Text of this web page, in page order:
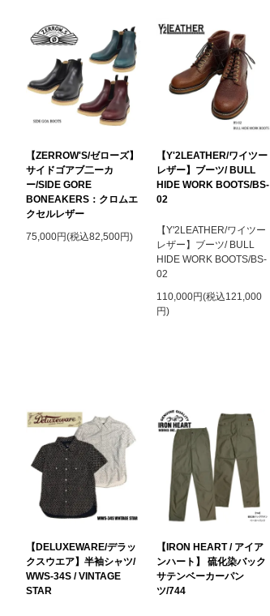
【ZERROW'S/ゼローズ】
サイドゴアブ二ーカ
ー/SIDE GORE
BONEAKERS：クロムエ
クセルレザー
75,000円(税込82,500円)
【Y'2LEATHER/ワイツー
レザー】ブーツ/ BULL
HIDE WORK BOOTS/BS-
02
【Y'2LEATHER/ワイツー
レザー】ブーツ/ BULL
HIDE WORK BOOTS/BS-
02
110,000円(税込121,000
円)
【DELUXEWARE/デラッ
クスウエア】半袖シャツ/
WWS-34S / VINTAGE
STAR
【IRON HEART / アイア
ンハート】 硫化染バック
サテンベーカーパン
ツ/744